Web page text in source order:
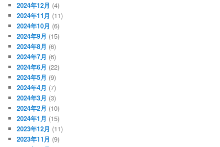
2024年12月 (4)
2024年11月 (11)
2024年10月 (6)
2024年9月 (15)
2024年8月 (6)
2024年7月 (6)
2024年6月 (22)
2024年5月 (9)
2024年4月 (7)
2024年3月 (3)
2024年2月 (10)
2024年1月 (15)
2023年12月 (11)
2023年11月 (9)